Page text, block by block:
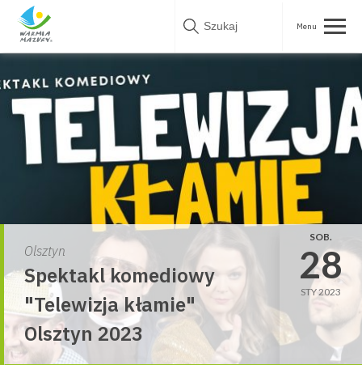
Skip
Olsztyn
Spektakl komediowy
"Telewizja kłamie"
Olsztyn 2023
SOB.
28
STY 2023